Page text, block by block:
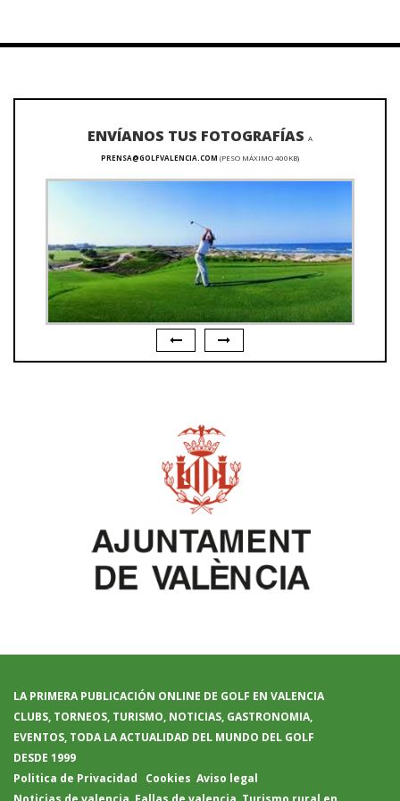
ENVÍANOS TUS FOTOGRAFÍAS A
PRENSA@GOLFVALENCIA.COM (PESO MÁXIMO 400KB)
LA PRIMERA PUBLICACIÓN ONLINE DE GOLF EN VALENCIA
CLUBS, TORNEOS, TURISMO, NOTICIAS, GASTRONOMIA,
EVENTOS, TODA LA ACTUALIDAD DEL MUNDO DEL GOLF
DESDE 1999
Politica de Privacidad
Cookies Aviso legal